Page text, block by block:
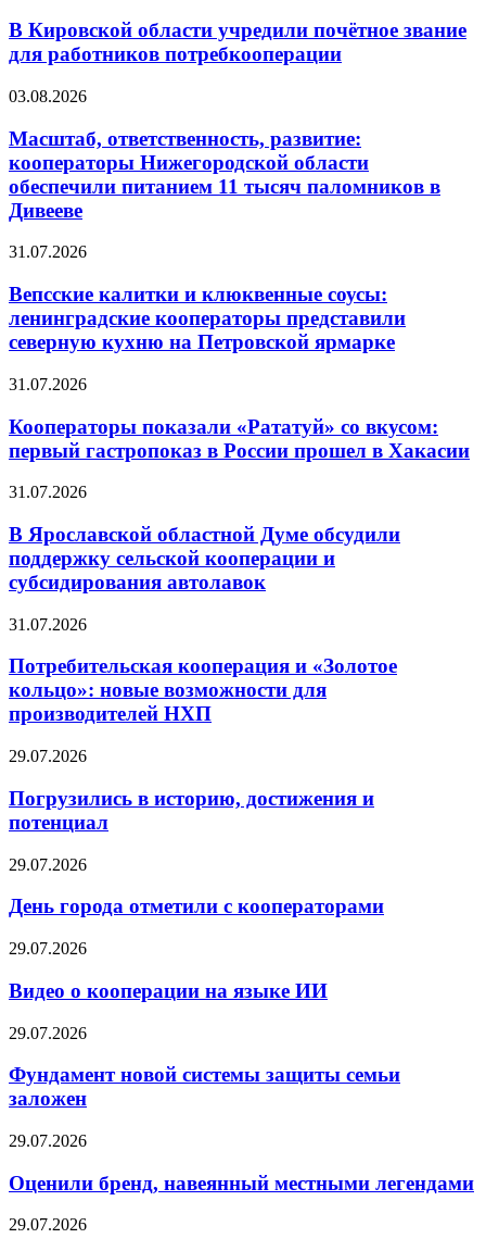
В Кировской области учредили почётное звание
для работников потребкооперации
03.08.2026
Масштаб, ответственность, развитие:
кооператоры Нижегородской области
обеспечили питанием 11 тысяч паломников в
Дивееве
31.07.2026
Вепсские калитки и клюквенные соусы:
ленинградские кооператоры представили
северную кухню на Петровской ярмарке
31.07.2026
Кооператоры показали «Рататуй» со вкусом:
первый гастропоказ в России прошел в Хакасии
31.07.2026
В Ярославской областной Думе обсудили
поддержку сельской кооперации и
субсидирования автолавок
31.07.2026
Потребительская кооперация и «Золотое
кольцо»: новые возможности для
производителей НХП
29.07.2026
Погрузились в историю, достижения и
потенциал
29.07.2026
День города отметили с кооператорами
29.07.2026
Видео о кооперации на языке ИИ
29.07.2026
Фундамент новой системы защиты семьи
заложен
29.07.2026
Оценили бренд, навеянный местными легендами
29.07.2026